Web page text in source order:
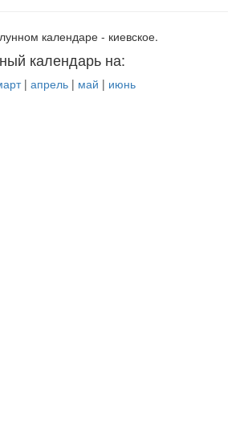
календаре - киевское.
календарь на:
| апрель | май | июнь